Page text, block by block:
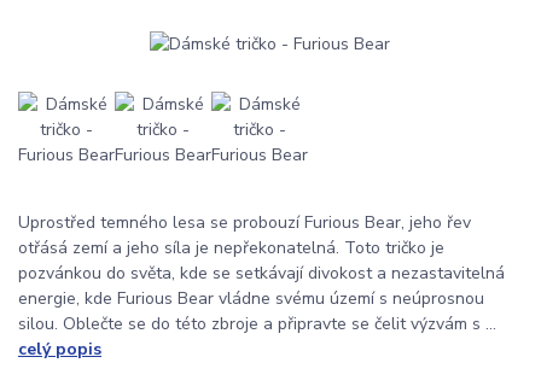
Uprostřed temného lesa se probouzí Furious Bear, jeho řev
otřásá zemí a jeho síla je nepřekonatelná. Toto tričko je
pozvánkou do světa, kde se setkávají divokost a nezastavitelná
energie, kde Furious Bear vládne svému území s neúprosnou
silou. Oblečte se do této zbroje a připravte se čelit výzvám s ...
celý popis